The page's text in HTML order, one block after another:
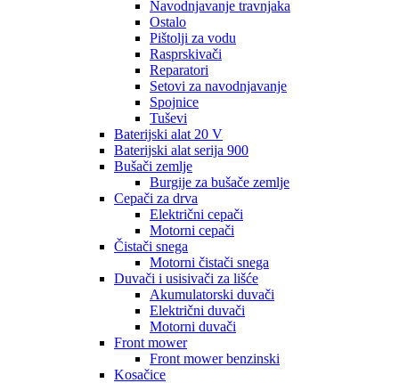
Navodnjavanje travnjaka
Ostalo
Pištolji za vodu
Rasprskivači
Reparatori
Setovi za navodnjavanje
Spojnice
Tuševi
Baterijski alat 20 V
Baterijski alat serija 900
Bušači zemlje
Burgije za bušače zemlje
Cepači za drva
Električni cepači
Motorni cepači
Čistači snega
Motorni čistači snega
Duvači i usisivači za lišće
Akumulatorski duvači
Električni duvači
Motorni duvači
Front mower
Front mower benzinski
Kosačice